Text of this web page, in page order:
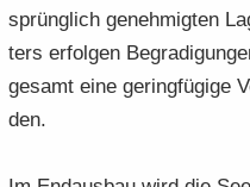
sprünglich ge­neh­mig­ten
ters er­fol­gen
ge­samt eine ge­ring­fü­gi­ge
den.